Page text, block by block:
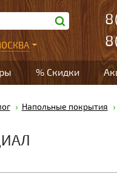
% Скидки
Напольные покрытия